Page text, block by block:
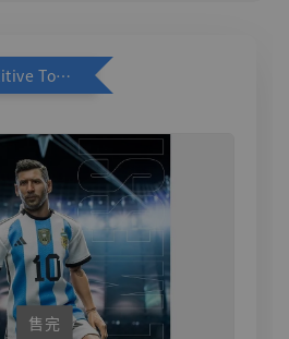
加購優惠【Competitive Toys 梅西 [CM001]】
售完